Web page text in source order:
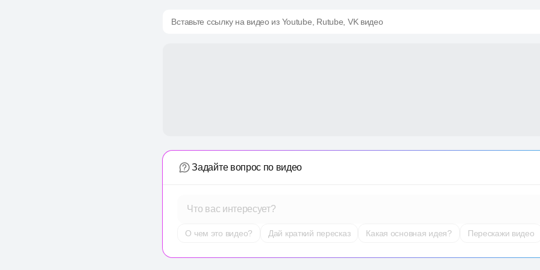
Вставьте ссылку на видео из Youtube, Rutube, VK видео
Задайте вопрос по видео
Что вас интересует?
О чем это видео? Дай краткий пересказ Какая основная идея? Перескажи видео